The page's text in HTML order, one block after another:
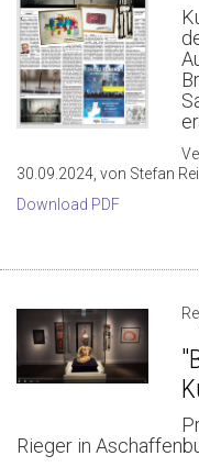
30.09.2024, von Stefan
Download PDF
Rieger in